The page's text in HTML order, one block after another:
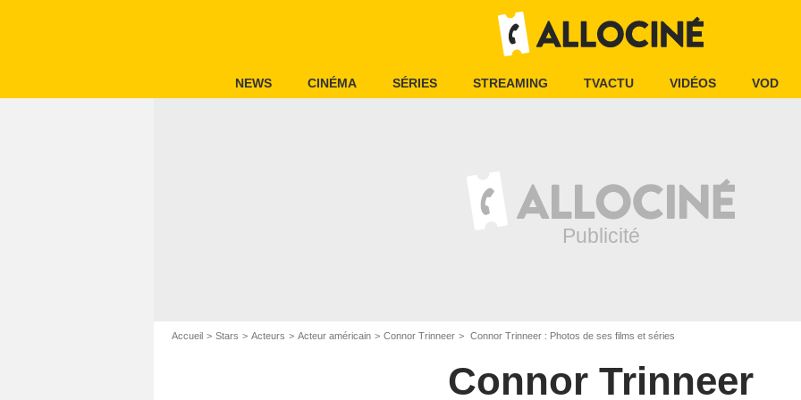
NEWS CINÉMA SÉRIES STREAMING TVACTU VIDÉOS VOD
Accueil Stars Acteurs Acteur américain Connor Trinneer Connor Trinneer : Photos de ses films et séries
Connor Trinneer